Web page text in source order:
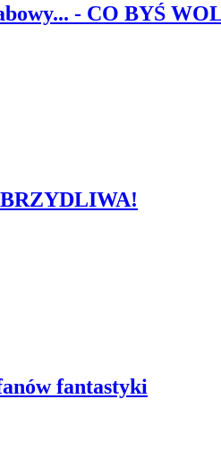
- CO BYŚ
fantastyki